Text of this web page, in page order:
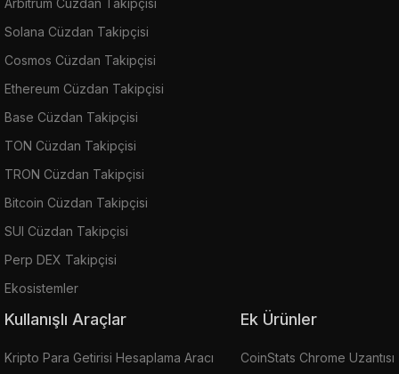
Solana Cüzdan Takipçisi
Cosmos Cüzdan Takipçisi
Ethereum Cüzdan Takipçisi
Base Cüzdan Takipçisi
TON Cüzdan Takipçisi
TRON Cüzdan Takipçisi
Bitcoin Cüzdan Takipçisi
SUI Cüzdan Takipçisi
Perp DEX Takipçisi
Ekosistemler
Kullanışlı Araçlar
Kripto Para Getirisi Hesaplama Aracı
Ek Ürünler
CoinStats Chrome Uzantısı